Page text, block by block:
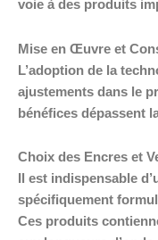
voie à des produits
Mise en Œuvre et
L’adoption de la
ajustements dans le
bénéfices dépassent
Choix des Encres et
Il est indispensable
spécifiquement
Ces produits